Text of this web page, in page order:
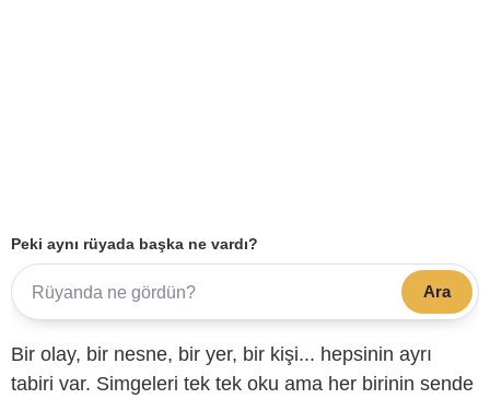
Peki aynı rüyada başka ne vardı?
Ara
Bir olay, bir nesne, bir yer, bir kişi... hepsinin ayrı
tabiri var. Simgeleri tek tek oku ama her birinin sende